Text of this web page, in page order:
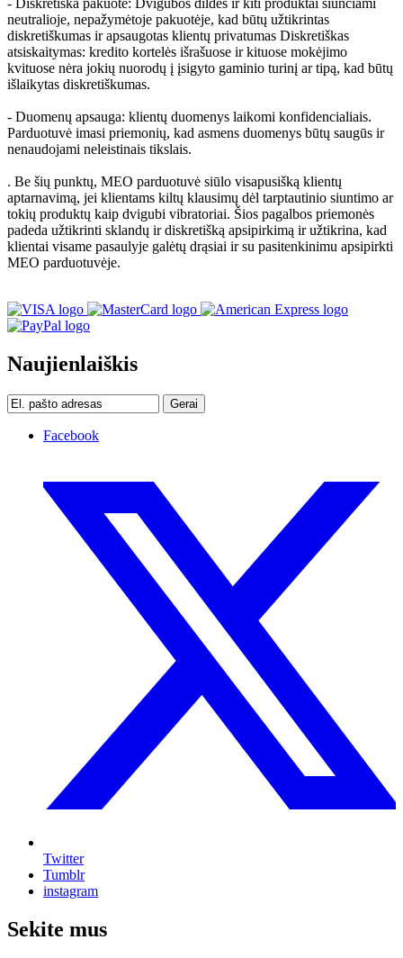
- Diskretiška pakuotė: Dvigubos dildės ir kiti produktai siunčiami
neutralioje, nepažymėtoje pakuotėje, kad būtų užtikrintas
diskretiškumas ir apsaugotas klientų privatumas Diskretiškas
atsiskaitymas: kredito kortelės išrašuose ir kituose mokėjimo
kvituose nėra jokių nuorodų į įsigyto gaminio turinį ar tipą, kad būtų
išlaikytas diskretiškumas.
- Duomenų apsauga: klientų duomenys laikomi konfidencialiais.
Parduotuvė imasi priemonių, kad asmens duomenys būtų saugūs ir
nenaudojami neleistinais tikslais.
. Be šių punktų, MEO parduotuvė siūlo visapusišką klientų
aptarnavimą, jei klientams kiltų klausimų dėl tarptautinio siuntimo ar
tokių produktų kaip dvigubi vibratoriai. Šios pagalbos priemonės
padeda užtikrinti sklandų ir diskretišką apsipirkimą ir užtikrina, kad
klientai visame pasaulyje galėtų drąsiai ir su pasitenkinimu apsipirkti
MEO parduotuvėje.
Naujienlaiškis
Gerai
Facebook
Twitter
Tumblr
instagram
Sekite mus